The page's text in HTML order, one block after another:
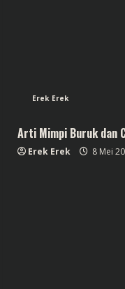
Erek Erek
Arti Mimpi Buruk dan
Erek Erek 8 Mei